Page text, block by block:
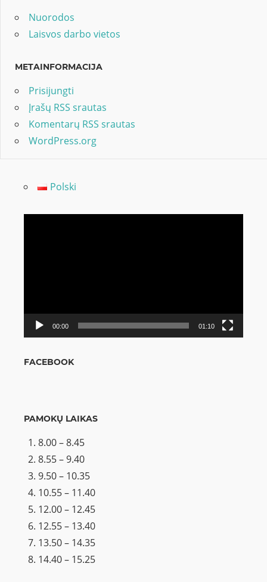
Nuorodos
Laisvos darbo vietos
METAINFORMACIJA
Prisijungti
Įrašų RSS srautas
Komentarų RSS srautas
WordPress.org
Polski
00:00 01:10
FACEBOOK
PAMOKŲ LAIKAS
8.00 – 8.45
8.55 – 9.40
9.50 – 10.35
10.55 – 11.40
12.00 – 12.45
12.55 – 13.40
13.50 – 14.35
14.40 – 15.25